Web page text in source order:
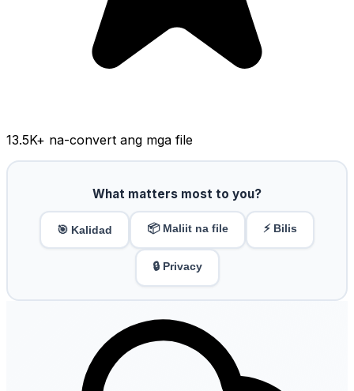
13.5K+ na-convert ang mga file
What matters most to you?
🎯 Kalidad 📦 Maliit na file ⚡ Bilis
🔒 Privacy